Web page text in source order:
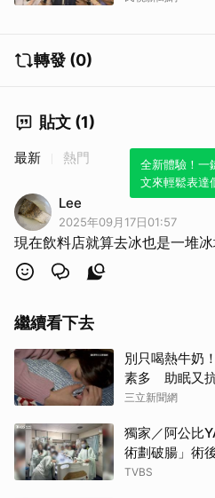
轉發 (0)
貼文 (1)
全新體驗！一
文來輕鬆表達
最新 熱門
Lee
2025年09月17日01:57
現在飲料店就算去冰也是一堆
繼續看下去
別只喝熱牛奶
素多 助眠又
三立新聞網
獨家／阿公比
術劃破腸」術
TVBS